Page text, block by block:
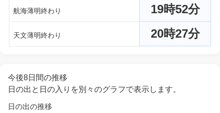
航海薄明終わり 19時52分
天文薄明終わり 20時27分
今後8日間の推移
日の出と日の入りを別々のグラフで表示します。
日の出の推移